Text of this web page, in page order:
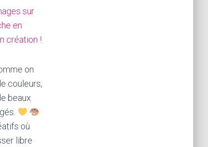
sur
en
création !
on
couleurs,
beaux
où
libre